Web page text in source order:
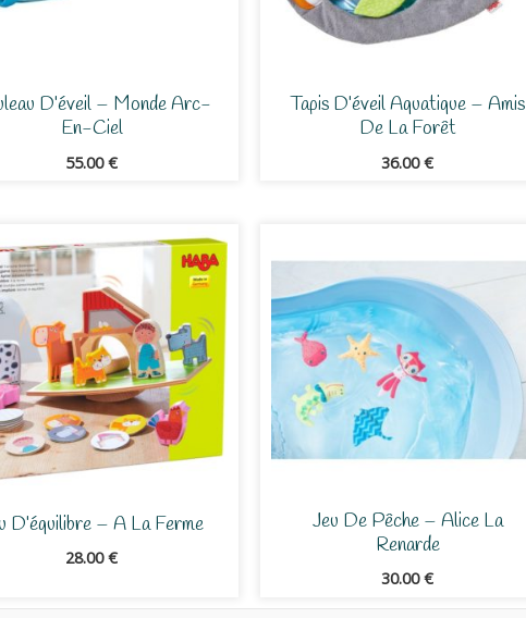
D’éveil – Monde Arc-
En-Ciel
55.00€
Tapis D’éveil Aquatique – Amis
De La Forêt
36.00€
D’équilibre – A La Ferme
28.00€
Jeu De Pêche – Alice La
Renarde
30.00€